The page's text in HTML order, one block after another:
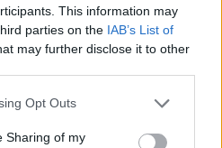
This information may
parties on the IAB’s List of
may further disclose it to other
app uses one or more Google
behaviour. You may click to
Opt Outs
Sharing of my
θα σε ελεγαν χανς φιλτατε